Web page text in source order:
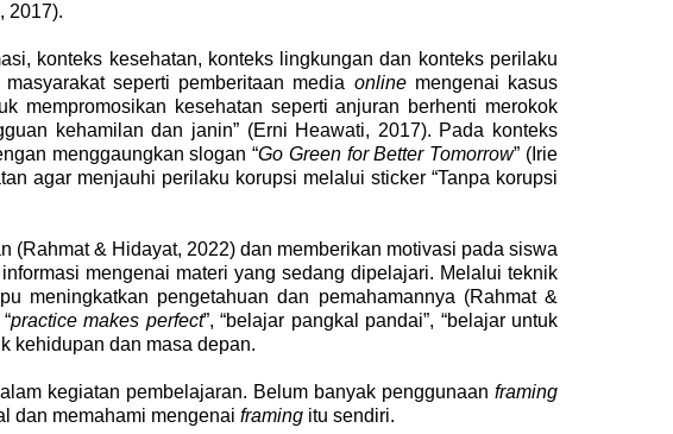
2017).
konteks kesehatan, konteks lingkungan dan konteks perilaku
seperti pemberitaan media onlinemengenai kasus
mempromosikan kesehatan seperti anjuran berhenti merokok
kehamilan dan janin” (Erni Heawati, 2017). Pada konteks
menggaungkan slogan “Go Green for Better Tomorrow” (Irie
agar menjauhi perilaku korupsi melalui sticker “Tanpa korupsi
(Rahmat & Hidayat, 2022) dan memberikan motivasi pada siswa
mengenai materi yang sedang dipelajari. Melalui teknik
meningkatkan pengetahuan dan pemahamannya (Rahmat &
practice makes perfect”, “belajar pangkal pandai”, “belajar untuk
kehidupan dan masa depan.
kegiatan pembelajaran. Belum banyak penggunaan framing
dan memahami mengenai framing itu sendiri.